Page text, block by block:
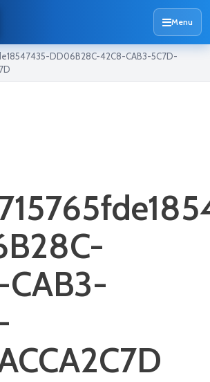
Menu
DD06B28C-42C8-CAB3-5C7D-